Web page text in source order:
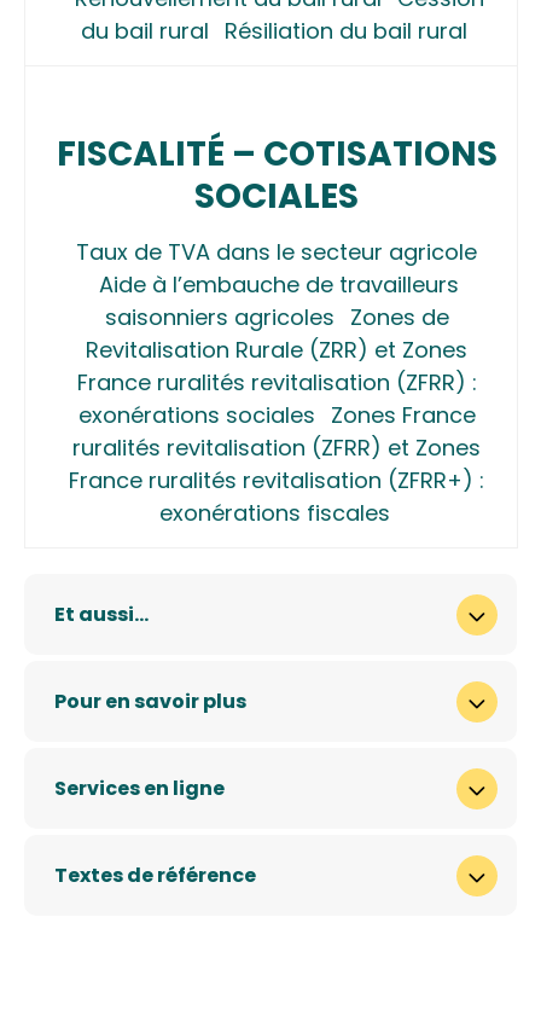
du bail rural Résiliation du bail rural
FISCALITÉ – COTISATIONS
SOCIALES
Taux de TVA dans le secteur agricole
Aide à l’embauche de travailleurs
saisonniers agricoles Zones de
Revitalisation Rurale (ZRR) et Zones
France ruralités revitalisation (ZFRR) :
exonérations sociales Zones France
ruralités revitalisation (ZFRR) et Zones
France ruralités revitalisation (ZFRR+) :
exonérations fiscales
Et aussi…
Pour en savoir plus
Services en ligne
Textes de référence